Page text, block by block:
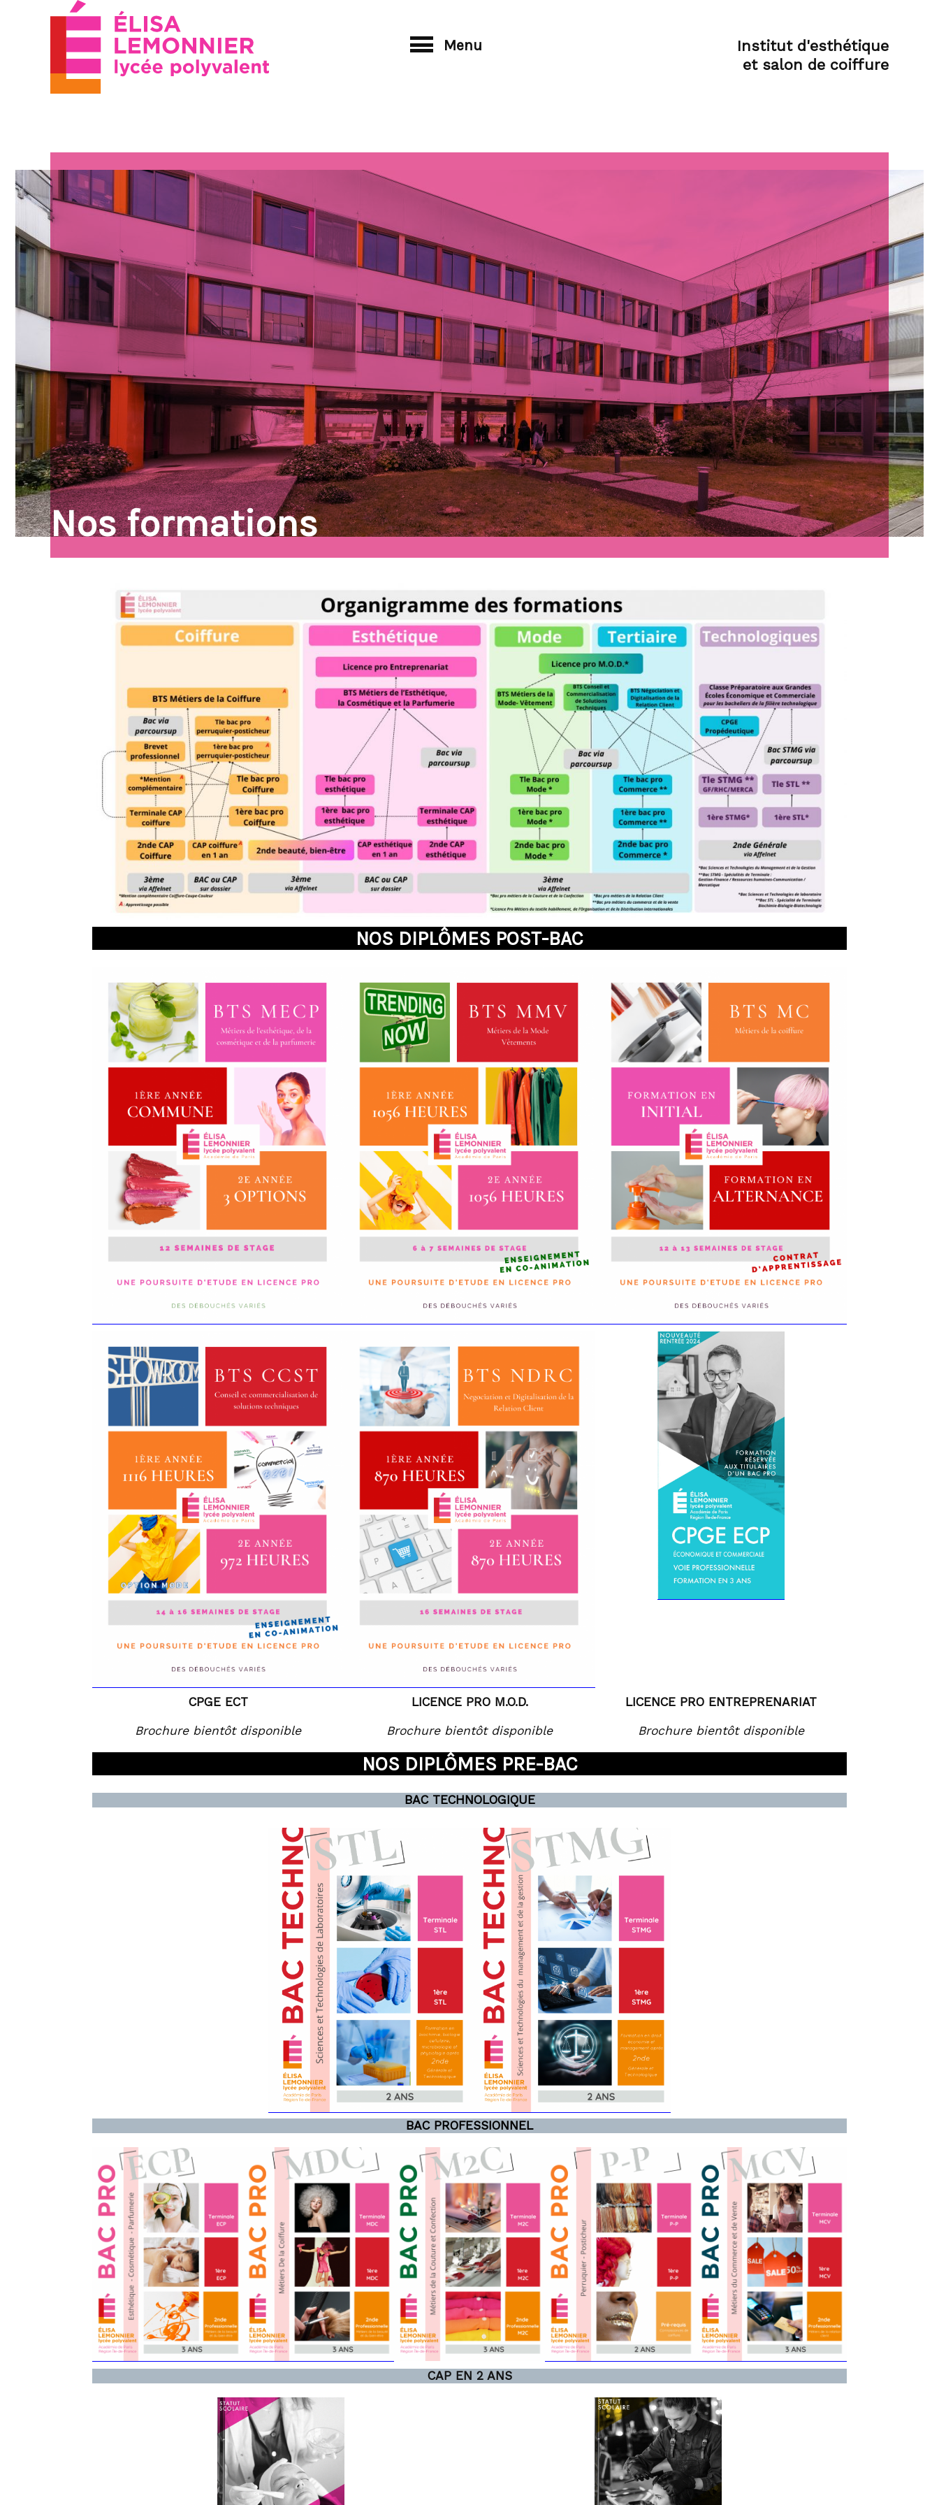
Menu
Institut d'esthétique
et salon de coiffure
Le lycée
Organigramme
Découvrir Elisa Lemonnier
Les services d’Elisa
Lemonnier
Venir au lycée / Contactez
nous
Pré-bac
Technologique
Bac Sciences et
technologies de laboratoire
Bac Sciences et
Techniques du
Management et de la
Gestion (STMG)
Professionnel
Filière esthétique
cosmétique
Filière mode
Les formations du GRETA
CDMA au lycée Elisa
Lemonnier
Filière esthétique
Filière mode
Filière tertiaire
CPGE ECP
CPGE ECT
Partenariats,
Professionnalisation
Politique internationale
Politique culturelle
Nos formations
NOS DIPLÔMES POST-BAC
CPGE ECT
Brochure bientôt disponible
LICENCE PRO M.O.D.
Brochure bientôt disponible
LICENCE PRO ENTREPRENARIAT
Brochure bientôt disponible
NOS DIPLÔMES PRE-BAC
BAC TECHNOLOGIQUE
BAC PROFESSIONNEL
CAP EN 2 ANS